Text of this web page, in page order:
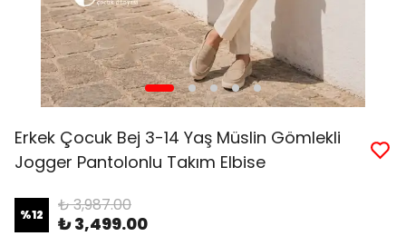
Erkek Çocuk Bej 3-14 Yaş Müslin Gömlekli
Jogger Pantolonlu Takım Elbise
%12 ₺ 3,987.00
₺ 3,499.00